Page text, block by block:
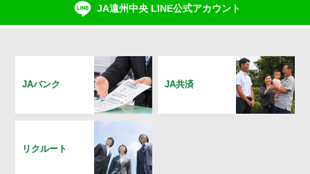
JA遠州中央 LINE公式アカウント
JAバンク JA共済
リクルート